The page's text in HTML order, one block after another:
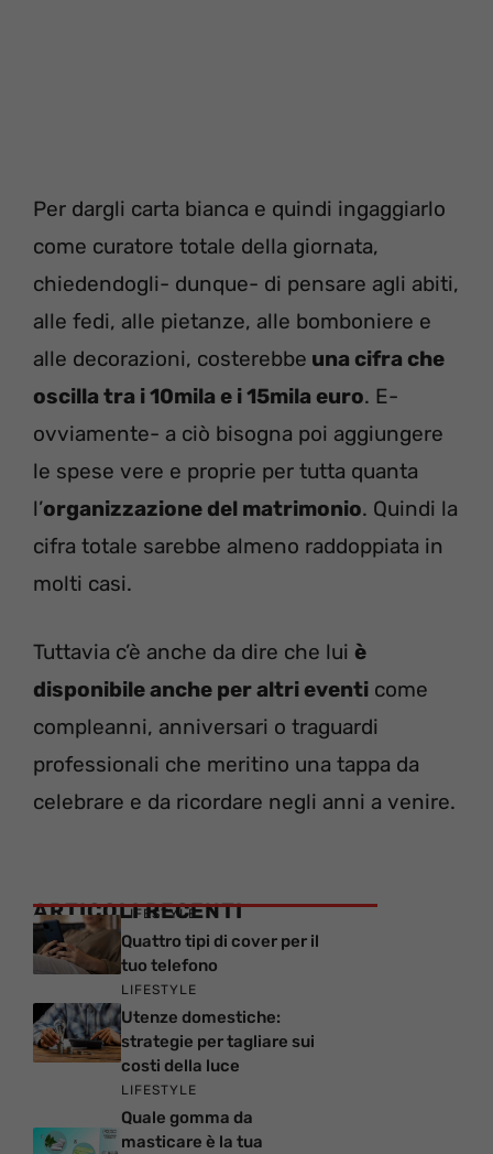
Per dargli carta bianca e quindi ingaggiarlo
come curatore totale della giornata,
chiedendogli- dunque- di pensare agli abiti,
alle fedi, alle pietanze, alle bomboniere e
alle decorazioni, costerebbe una cifra che
oscilla tra i 10mila e i 15mila euro. E-
ovviamente- a ciò bisogna poi aggiungere
le spese vere e proprie per tutta quanta
l’organizzazione del matrimonio. Quindi la
cifra totale sarebbe almeno raddoppiata in
molti casi.
Tuttavia c’è anche da dire che lui è
disponibile anche per altri eventi come
compleanni, anniversari o traguardi
professionali che meritino una tappa da
celebrare e da ricordare negli anni a venire.
ARTICOLI RECENTI
LIFESTYLE
Quattro tipi di cover per il
tuo telefono
LIFESTYLE
Utenze domestiche:
strategie per tagliare sui
costi della luce
LIFESTYLE
Quale gomma da
masticare è la tua